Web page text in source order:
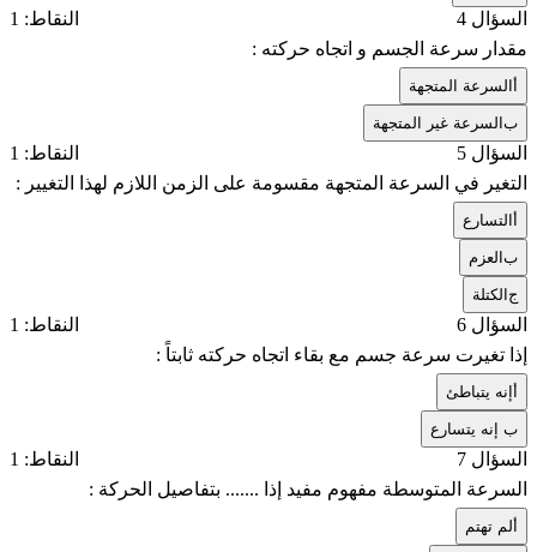
السؤال 4
النقاط: 1
مقدار سرعة الجسم و اتجاه حركته :
السرعة المتجهة
بالسرعة غير المتجهة
السؤال 5
النقاط: 1
التغير في السرعة المتجهة مقسومة على الزمن اللازم لهذا التغيير :
التسارع
بالعزم
جالكتلة
السؤال 6
النقاط: 1
إذا تغيرت سرعة جسم مع بقاء اتجاه حركته ثابتاً :
إنه يتباطئ
بإنه يتسارع
السؤال 7
النقاط: 1
السرعة المتوسطة مفهوم مفيد إذا ....... بتفاصيل الحركة :
لم تهتم